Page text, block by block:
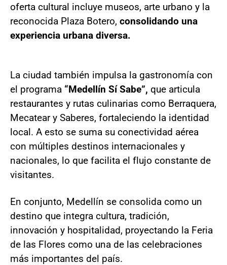
oferta cultural incluye museos, arte urbano y la
reconocida Plaza Botero, consolidando una
experiencia urbana diversa.
La ciudad también impulsa la gastronomía con
el programa “Medellín Sí Sabe”, que articula
restaurantes y rutas culinarias como Berraquera,
Mecatear y Saberes, fortaleciendo la identidad
local. A esto se suma su conectividad aérea
con múltiples destinos internacionales y
nacionales, lo que facilita el flujo constante de
visitantes.
En conjunto, Medellín se consolida como un
destino que integra cultura, tradición,
innovación y hospitalidad, proyectando la Feria
de las Flores como una de las celebraciones
más importantes del país.